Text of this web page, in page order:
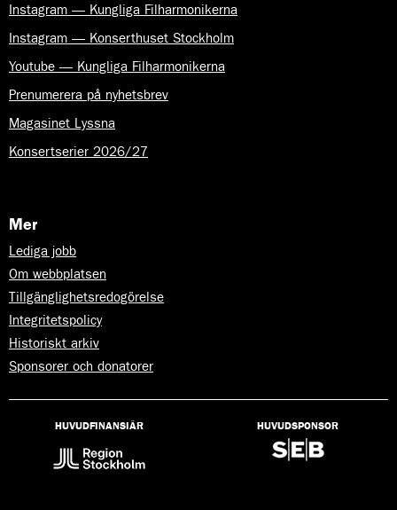
Instagram — Kungliga Filharmonikerna
Instagram — Konserthuset Stockholm
Youtube — Kungliga Filharmonikerna
Prenumerera på nyhetsbrev
Magasinet Lyssna
Konsertserier 2026/27
Mer
Lediga jobb
Om webbplatsen
Tillgänglighetsredogörelse
Integritetspolicy
Historiskt arkiv
Sponsorer och donatorer
HUVUDFINANSIÄR HUVUDSPONSOR